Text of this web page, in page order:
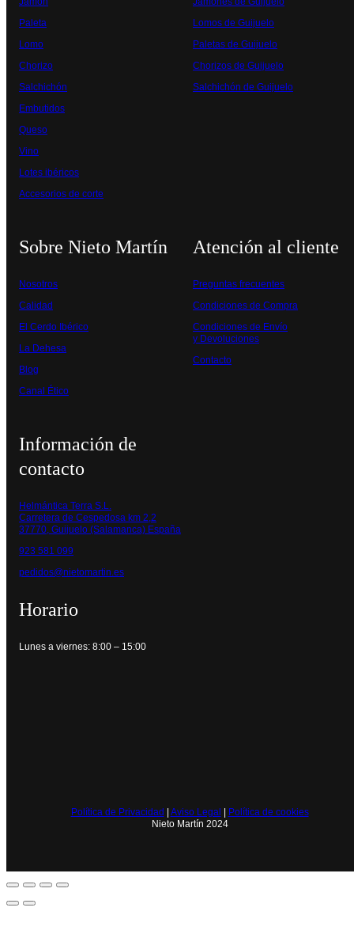
Paleta
Lomo
Chorizo
Salchichón
Embutidos
Queso
Vino
Lotes ibéricos
Accesorios de corte
Lomos de Guijuelo
Paletas de Guijuelo
Chorizos de Guijuelo
Salchichón de Guijuelo
Sobre Nieto Martín
Nosotros
Calidad
El Cerdo Ibérico
La Dehesa
Blog
Canal Ético
Atención al cliente
Preguntas frecuentes
Condiciones de Compra
Condiciones de Envío
y Devoluciones
Contacto
Información de
contacto
Helmántica Terra S.L.
Carretera de Cespedosa km 2,2
37770, Guijuelo (Salamanca) España
923 581 099
pedidos@nietomartin.es
Horario
Lunes a viernes: 8:00 – 15:00
Política de Privacidad | Aviso Legal | Política de cookies
Nieto Martín 2024